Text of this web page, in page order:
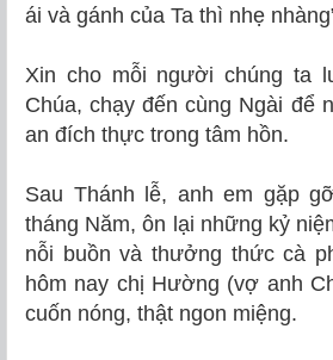
ái và gánh của Ta thì nhẹ
Xin cho mỗi người chúng ta
Chúa, chạy đến cùng Ngài để
an đích thực trong tâm hồn.
Sau Thánh lễ, anh em gặp
tháng Năm, ôn lại những kỷ
nỗi buồn và thưởng thức cà
hôm nay chị Hường (vợ anh
cuốn nóng, thật ngon miệng.